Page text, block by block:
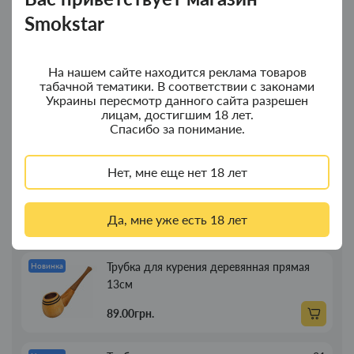
Smokstar
На нашем сайте находится реклама товаров
табачной тематики. В соответствии с законами
Украины пересмотр данного сайта разрешен
лицам, достигшим 18 лет.
Спасибо за понимание.
Нет, мне еще нет 18 лет
Да, мне уже есть 18 лет
Новинка
Колпак для водного "Граната Ф1" - колпак
с дерева
380.00грн.
Портсигар для сигарет Focus з USB
зажигалкой 20 сиг
269.00грн.
Новинка
Трубка для курения деревянная прямая
13см
89.00грн.